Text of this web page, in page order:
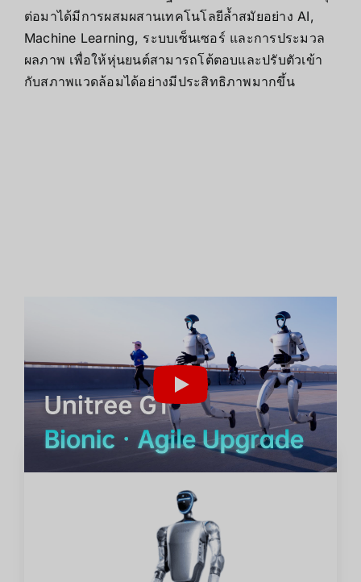
ต่อมาได้มีการผสมผสานเทคโนโลยีล้ำสมัยอย่าง AI,
Machine Learning, ระบบเซ็นเซอร์ และการประมวล
ผลภาพ เพื่อให้หุ่นยนต์สามารถโต้ตอบและปรับตัวเข้า
กับสภาพแวดล้อมได้อย่างมีประสิทธิภาพมากขึ้น
CR : Unitree Robotics